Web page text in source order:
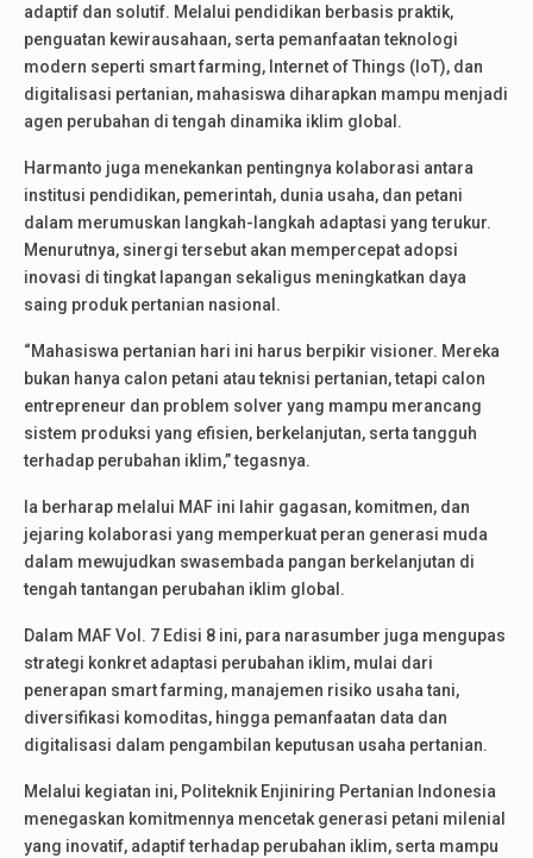
adaptif dan solutif. Melalui pendidikan berbasis praktik,
penguatan kewirausahaan, serta pemanfaatan teknologi
modern seperti smart farming, Internet of Things (IoT), dan
digitalisasi pertanian, mahasiswa diharapkan mampu menjadi
agen perubahan di tengah dinamika iklim global.
Harmanto juga menekankan pentingnya kolaborasi antara
institusi pendidikan, pemerintah, dunia usaha, dan petani
dalam merumuskan langkah-langkah adaptasi yang terukur.
Menurutnya, sinergi tersebut akan mempercepat adopsi
inovasi di tingkat lapangan sekaligus meningkatkan daya
saing produk pertanian nasional.
“Mahasiswa pertanian hari ini harus berpikir visioner. Mereka
bukan hanya calon petani atau teknisi pertanian, tetapi calon
entrepreneur dan problem solver yang mampu merancang
sistem produksi yang efisien, berkelanjutan, serta tangguh
terhadap perubahan iklim,” tegasnya.
Ia berharap melalui MAF ini lahir gagasan, komitmen, dan
jejaring kolaborasi yang memperkuat peran generasi muda
dalam mewujudkan swasembada pangan berkelanjutan di
tengah tantangan perubahan iklim global.
Dalam MAF Vol. 7 Edisi 8 ini, para narasumber juga mengupas
strategi konkret adaptasi perubahan iklim, mulai dari
penerapan smart farming, manajemen risiko usaha tani,
diversifikasi komoditas, hingga pemanfaatan data dan
digitalisasi dalam pengambilan keputusan usaha pertanian.
Melalui kegiatan ini, Politeknik Enjiniring Pertanian Indonesia
menegaskan komitmennya mencetak generasi petani milenial
yang inovatif, adaptif terhadap perubahan iklim, serta mampu